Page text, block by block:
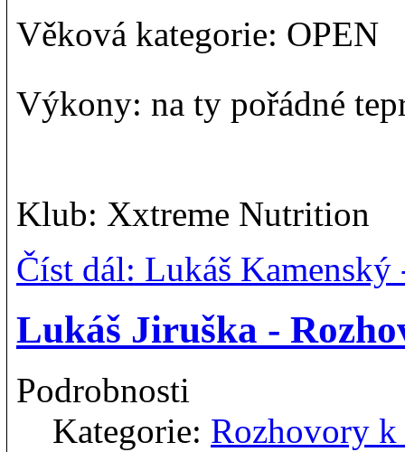
Věková kategorie: OPEN
Výkony: na ty pořádné
Klub: Xxtreme Nutrition
Číst dál: Lukáš
Lukáš Jiruška -
Podrobnosti
Kategorie: Rozhovory